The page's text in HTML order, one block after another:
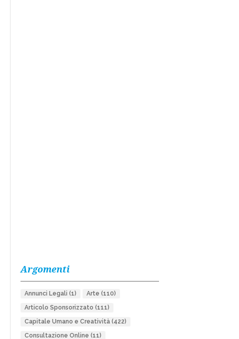
Argomenti
Annunci Legali (1) Arte (110)
Articolo Sponsorizzato (111)
Capitale Umano e Creatività(422)
Consultazione Online (11)